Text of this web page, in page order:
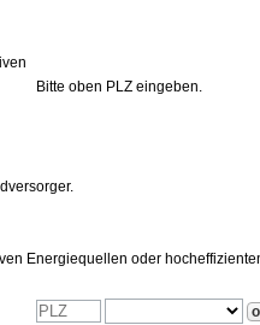
Bitte oben PLZ eingeben.
Energiequellen oder